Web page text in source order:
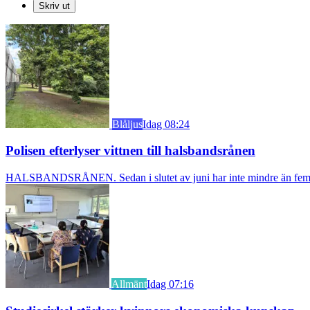
Skriv ut
BlåljusIdag 08:24
Polisen efterlyser vittnen till halsbandsrånen
HALSBANDSRÅNEN. Sedan i slutet av juni har inte mindre än fem
AllmäntIdag 07:16